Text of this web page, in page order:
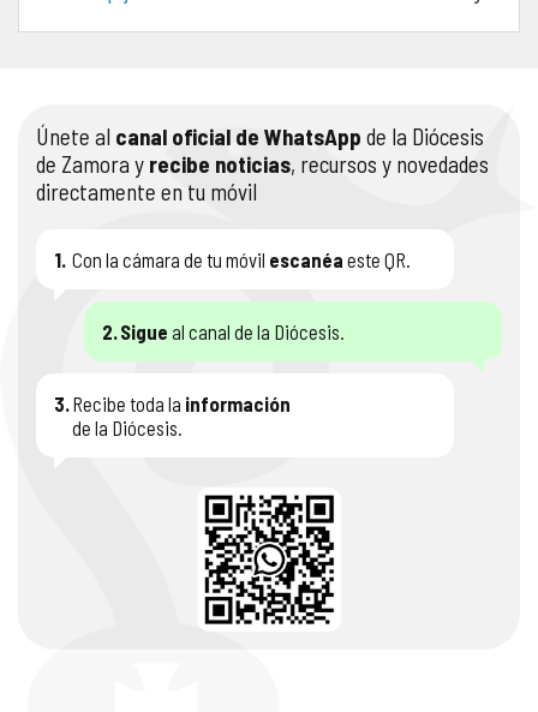
Únete al canal oficial de WhatsApp de la Diócesis
de Zamora y recibe noticias, recursos y novedades
directamente en tu móvil
1. Con la cámara de tu móvil escanéa este QR.
2.Sigue al canal de la Diócesis.
3.Recibe toda la información
de la Diócesis.
PORTAL DE TRANSPARENCIA
APOSTOLADO SEGLAR
AUDIOS